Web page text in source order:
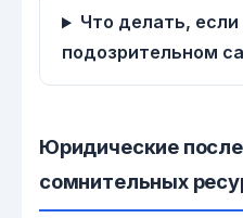
Что делать,
подозрительном
Юридические
сомнительных